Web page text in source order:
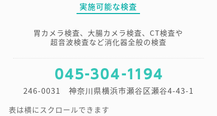
実施可能な検査
胃カメラ検査、大腸カメラ検査、CT検査や
超音波検査など消化器全般の検査
246-0031 神奈川県横浜市瀬谷区瀬谷4-43-1
表は横にスクロールできます